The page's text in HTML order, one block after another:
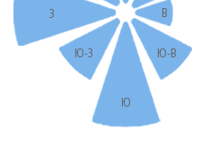
В
Ю-В
Ю
Ю-З
З